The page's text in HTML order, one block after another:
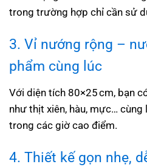
trong trường hợp chỉ cần sử
3. Vỉ nướng rộng –
phẩm cùng lúc
Với diện tích 80×25 cm, bạn
như thịt xiên, hàu, mực… cùng
trong các giờ cao điểm.
4. Thiết kế gọn nhẹ,